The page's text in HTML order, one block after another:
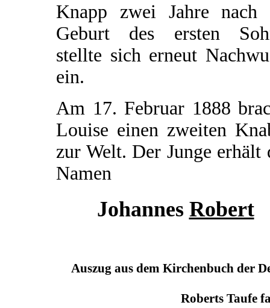
Knapp zwei Jahre nach
Geburt des ersten
stellte sich erneut
ein.
Am 17. Februar 1888
Louise einen zweiten
zur Welt. Der Junge erhält
Namen
Johannes Robert
Auszug aus dem Kirchenbuch der
Roberts Taufe